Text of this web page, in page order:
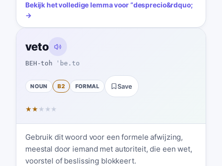
Bekijk het volledige lemma voor“desprecio&rdquo;
→
veto
BEH-toh ˈbe.to
NOUN B2 FORMAL Save
★★ ★ ★ ★
Gebruik dit woord voor een formele afwijzing,
meestal door iemand met autoriteit, die een wet,
voorstel of beslissing blokkeert.